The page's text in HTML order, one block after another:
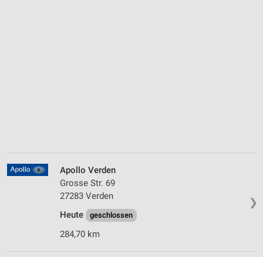
❯
Apollo Verden
Grosse Str. 69
27283 Verden
Heute
geschlossen
284,70 km